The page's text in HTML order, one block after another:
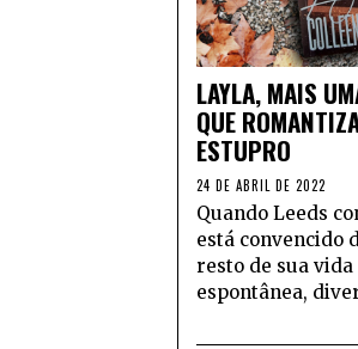
LAYLA, MAIS
QUE
ESTUPRO
24 DE ABRIL DE 2022
Quando Leeds
está convencido
resto de sua vida
espontânea,